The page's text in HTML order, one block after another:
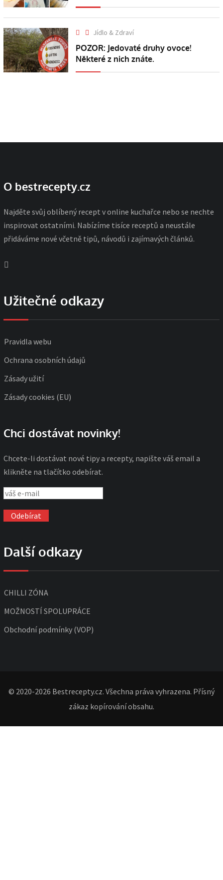
Jídlo & Zdraví
POZOR: Jedovaté druhy ovoce!
Některé z nich znáte.
O bestrecepty.cz
Najděte svůj oblíbený recept v online kuchařce nebo se nechte
inspirovat ostatními. Nabízíme tisíce receptů a neustále
přidáváme nové včetně tipů, návodů i zajímavých článků.
Užitečné odkazy
Pravidla webu
Ochrana osobních údajů
Zásady užití
Zásady cookies (EU)
Chci dostávat novinky!
Chcete-li dostávat nové tipy a recepty, napište váš email a
klikněte na tlačítko odebírat.
Další odkazy
CHILLI ZÓNA
MOŽNOSTÍ SPOLUPRÁCE
Obchodní podmínky (VOP)
© 2020-2026 Bestrecepty.cz. Všechna práva vyhrazena. Přísný
zákaz kopírování obsahu.